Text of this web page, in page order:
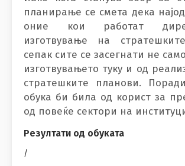
планирање се смета дека
оние кои работат
изготвување на
сепак сите се засегнати не
изготвувањето туку и од
стратешките планови.
обука би била од корист за
од повеќе сектори на
Резултати од обуката
/